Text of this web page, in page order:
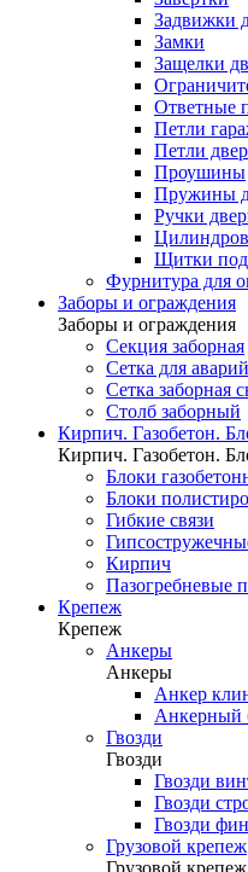
Задвижки
Замки
Защелки
Ответные
Петли
Петли
Проушины
Пружины
Ручки
Щитки
Фурнитура для
Заборы и ограждения
Заборы и ограждения
Секция заборная
Сетка для
Сетка заборная
Столб заборный
Кирпич. Газобетон.
Кирпич. Газобетон.
Блоки
Блоки
Гибкие связи
Кирпич
Пазогребневые
Крепеж
Крепеж
Анкеры
Анкеры
Анкер
Анкерный
Гвозди
Гвозди
Гвозди
Гвозди
Гвозди
Грузовой крепеж
Грузовой крепеж